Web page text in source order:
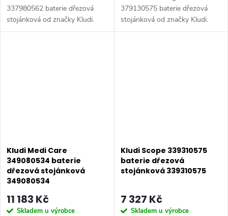
337980562 baterie dřezová
stojánková od značky Kludi.
Série: Komet. Typ baterie:
379130575 baterie dřezová
stojánková od značky Kludi.
Série: Logo Neo. Typ baterie:
Kludi Medi Care
349080534 baterie
dřezová stojánková
349080534
11 183 Kč
Skladem u výrobce
Kludi Scope 339310575
baterie dřezová
stojánková 339310575
7 327 Kč
Skladem u výrobce